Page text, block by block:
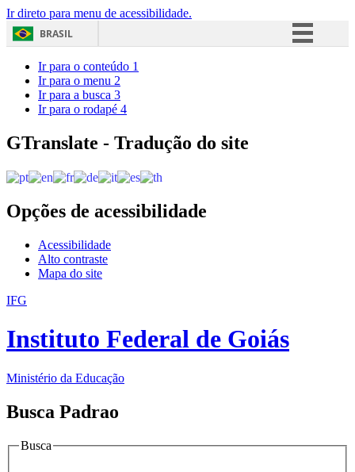
Ir direto para menu de acessibilidade.
BRASIL
Acesso à informação
Ir para o conteúdo 1
Ir para o menu 2
Ir para a busca 3
Ir para o rodapé 4
GTranslate - Tradução do site
Opções de acessibilidade
Acessibilidade
Alto contraste
Mapa do site
IFG
Instituto Federal de Goiás
Ministério da Educação
Busca Padrao
Busca